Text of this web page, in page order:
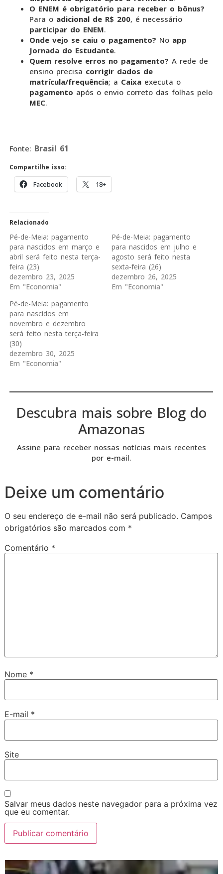
O ENEM é obrigatório para receber o bônus?
Para o adicional de R$ 200, é necessário
participar do ENEM.
Onde vejo se caiu o pagamento? No app
Jornada do Estudante.
Quem resolve erros no pagamento? A rede de
ensino precisa corrigir dados de
matrícula/frequência; a Caixa executa o
pagamento após o envio correto das folhas pelo
MEC.
Fonte: Brasil 61
Compartilhe isso:
Facebook 18+
Relacionado
Pé-de-Meia: pagamento
para nascidos em março e
abril será feito nesta terça-
feira (23)
dezembro 23, 2025
Em "Economia"
Pé-de-Meia: pagamento
para nascidos em julho e
agosto será feito nesta
sexta-feira (26)
dezembro 26, 2025
Em "Economia"
Pé-de-Meia: pagamento
para nascidos em
novembro e dezembro
será feito nesta terça-feira
(30)
dezembro 30, 2025
Em "Economia"
Descubra mais sobre Blog do
Amazonas
Assine para receber nossas notícias mais recentes
por e-mail.
Deixe um comentário
O seu endereço de e-mail não será publicado. Campos
obrigatórios são marcados com *
Comentário *
Nome *
E-mail *
Site
Salvar meus dados neste navegador para a próxima vez
que eu comentar.